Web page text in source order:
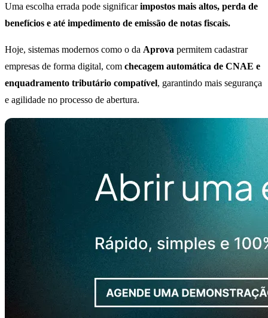
Uma escolha errada pode significarimpostos mais altos, perda de
benefícios e até impedimento de emissão de notas fiscais.
Hoje, sistemas modernos como o da Aprova permitem cadastrar
empresas de forma digital, com checagem automática de CNAE e
enquadramento tributário compatível, garantindo mais segurança
e agilidade no processo de abertura.